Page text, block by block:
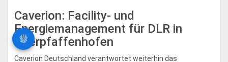
Caverion: Facility- und
Energiemanagement für DLR in
Oberpfaffenhofen
Caverion Deutschland verantwortet weiterhin das